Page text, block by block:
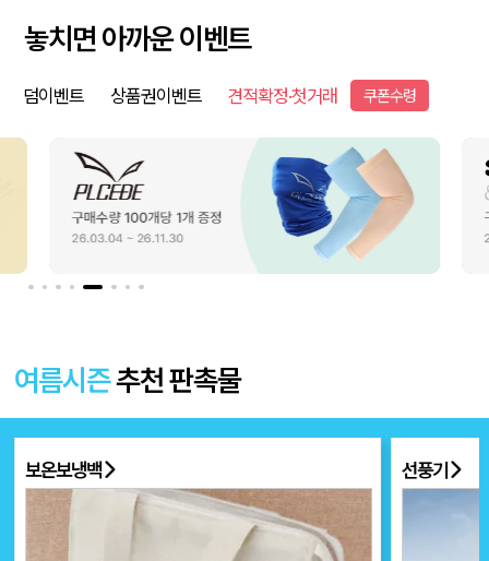
놓치면 아까운 이벤트
덤이벤트 상품권이벤트 견적확정·첫거래 쿠폰수령
여름시즌추천 판촉물
선풍기 부채